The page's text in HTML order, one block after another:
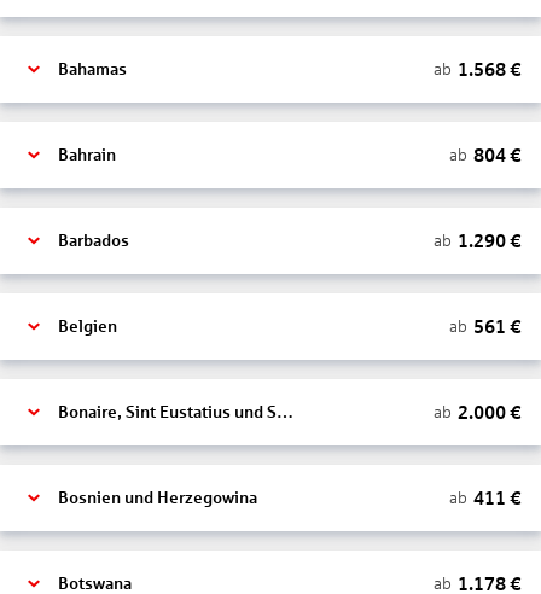
Bahamas ab 1.568€
Bahrain ab 804€
Barbados ab 1.290€
Belgien ab 561 €
Bonaire, Sint Eustatius und Saba ab 2.000€
Bosnien und Herzegowina ab 411 €
Botswana ab 1.178€